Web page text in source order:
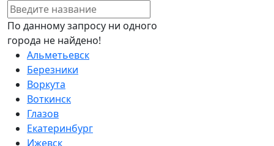
По данному запросу ни одного
города не найдено!
Альметьевск
Березники
Воркута
Воткинск
Глазов
Екатеринбург
Ижевск